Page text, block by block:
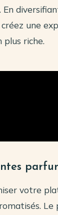
En
une
riche.
votre
Le